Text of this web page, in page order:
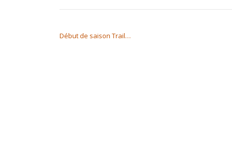
Début de saison Trail…